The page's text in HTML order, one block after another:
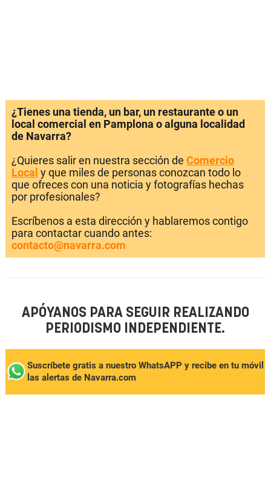
¿Tienes una tienda, un bar, un restaurante o un
local comercial en Pamplona o alguna localidad
de Navarra?
¿Quieres salir en nuestra sección de Comercio
Local y que miles de personas conozcan todo lo
que ofreces con una noticia y fotografías hechas
por profesionales?
Escríbenos a esta dirección y hablaremos contigo
para contactar cuando antes:
contacto@navarra.com
APÓYANOS PARA SEGUIR REALIZANDO
PERIODISMO INDEPENDIENTE.
Suscríbete gratis a nuestro WhatsAPP y recibe en tu móvil
las alertas de Navarra.com